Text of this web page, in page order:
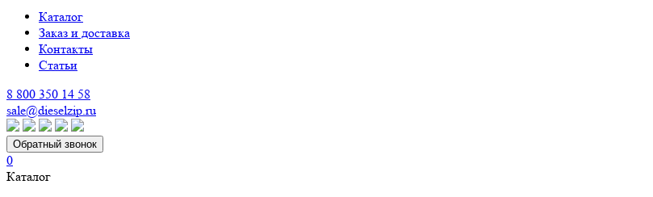
Каталог
Заказ и доставка
Контакты
Статьи
8 800 350 14 58
sale@dieselzip.ru
Обратный звонок
0
Каталог